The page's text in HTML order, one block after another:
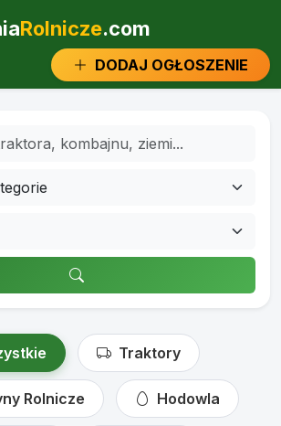
Rolnicze.com
DODAJ OGŁOSZENIE
Traktory
Rolnicze Hodowla